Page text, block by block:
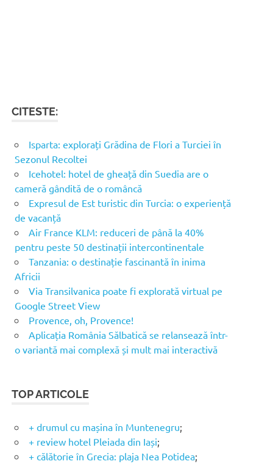
CITESTE:
Isparta: explorați Grădina de Flori a Turciei în
Sezonul Recoltei
Icehotel: hotel de gheață din Suedia are o
cameră gândită de o româncă
Expresul de Est turistic din Turcia: o experiență
de vacanță
Air France KLM: reduceri de până la 40%
pentru peste 50 destinații intercontinentale
Tanzania: o destinație fascinantă în inima
Africii
Via Transilvanica poate fi explorată virtual pe
Google Street View
Provence, oh, Provence!
Aplicația România Sălbatică se relansează într-
o variantă mai complexă și mult mai interactivă
TOP ARTICOLE
+ drumul cu mașina în Muntenegru;
+ review hotel Pleiada din Iași;
+ călătorie în Grecia: plaja Nea Potidea;